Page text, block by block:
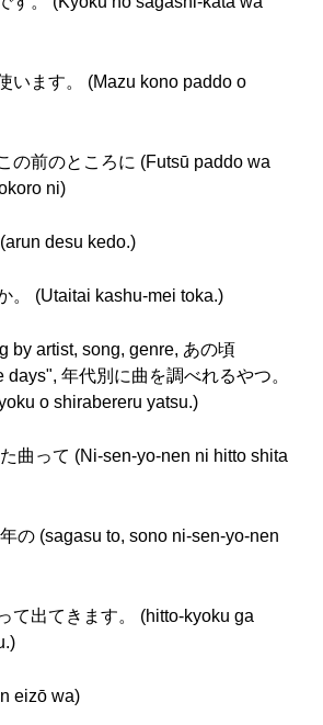
います。 (Mazu kono paddo o
の前のところに (Futsū paddo wa
ni)
desu kedo.)
。 (Utaitai kashu-mei toka.)
by artist, song, genre, あの頃
days", 年代別に曲を調べれるやつ。
o shirabereru yatsu.)
曲って (Ni-sen-yo-nen ni hitto shita
の (sagasu to, sono ni-sen-yo-nen
て出てきます。 (hitto-kyoku ga
eizō wa)